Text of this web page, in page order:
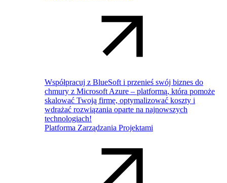
Współpracuj z BlueSoft i przenieś swój biznes do
chmury z Microsoft Azure – platformą, która pomoże
skalować Twoją firmę, optymalizować koszty i
wdrażać rozwiązania oparte na najnowszych
technologiach!
Platforma Zarządzania Projektami